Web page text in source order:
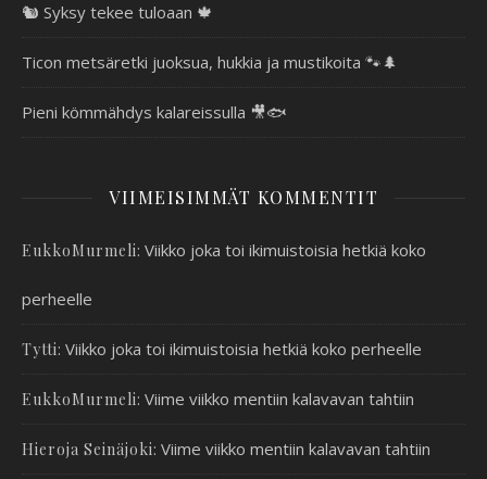
🐿️ Syksy tekee tuloaan 🍁
Ticon metsäretki juoksua, hukkia ja mustikoita 🐾🌲
Pieni kömmähdys kalareissulla 🎥🐟
VIIMEISIMMÄT KOMMENTIT
EukkoMurmeli: Viikko joka toi ikimuistoisia hetkiä koko
perheelle
Tytti: Viikko joka toi ikimuistoisia hetkiä koko perheelle
EukkoMurmeli: Viime viikko mentiin kalavavan tahtiin
Hieroja Seinäjoki: Viime viikko mentiin kalavavan tahtiin